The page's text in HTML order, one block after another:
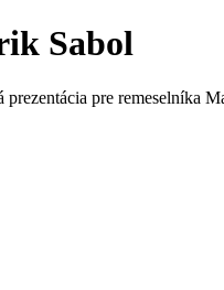
Sabol
prezentácia pre remeselníka